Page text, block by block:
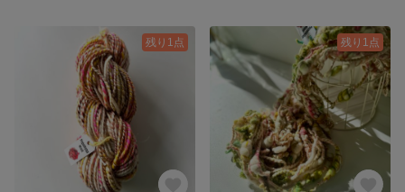
残り1点 残り1点